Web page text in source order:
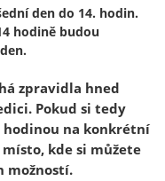
den do 14. hodin.
hodině budou
zpravidla hned
Pokud si tedy
hodinou na konkrétní
kde si můžete
možností.